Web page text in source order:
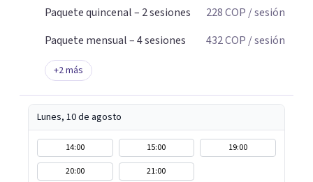
Paquete quincenal – 2 sesiones
228COP / sesión
Paquete mensual – 4 sesiones
432COP / sesión
+2más
Lunes, 10 de agosto
14:00 15:00
19:00
20:00
21:00